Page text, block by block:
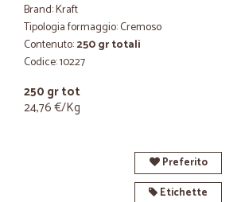
Brand: Kraft
Tipologia formaggio: Cremoso
Contenuto:250 gr totali
Codice: 10227
250 gr tot
24,76 €/Kg
Preferito
Etichette